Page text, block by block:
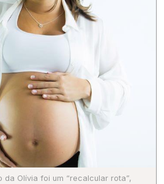
Olívia foi um “recalcular rota”,